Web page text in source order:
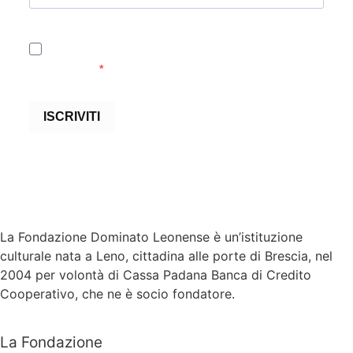
ISCRIVITI
La Fondazione Dominato Leonense è un’istituzione
culturale nata a Leno, cittadina alle porte di Brescia, nel
2004 per volontà di Cassa Padana Banca di Credito
Cooperativo, che ne è socio fondatore.
La Fondazione